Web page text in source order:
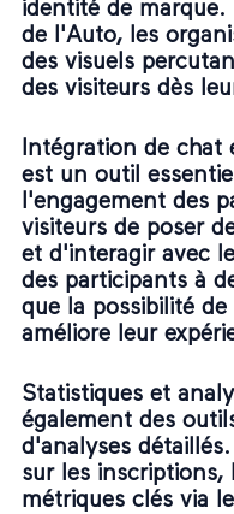
identité de marque.
de l'Auto, les
des visuels
des visiteurs dès
Intégration de chat
est un outil
l'engagement des
visiteurs de poser
et d'interagir avec
des participants à
que la possibilité
améliore leur
Statistiques et
également des
d'analyses
sur les
métriques clés via